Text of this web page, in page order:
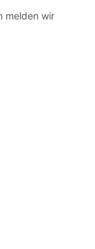
melden wir